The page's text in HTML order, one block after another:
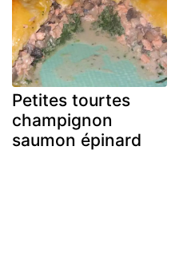
Petites tourtes
champignon
saumon épinard